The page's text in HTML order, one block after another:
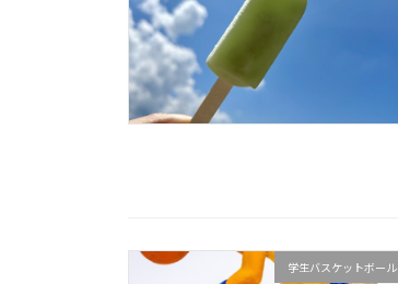
学生バスケットボール